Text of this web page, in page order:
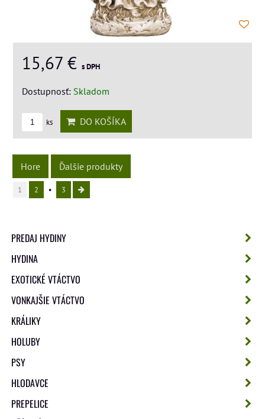
15,67 € s DPH
Dostupnosť: Skladom
ks DO KOŠÍKA
Hore Ďalšie produkty
1 2 3
PREDAJ HYDINY
HYDINA
EXOTICKÉ VTÁCTVO
VONKAJŠIE VTÁCTVO
KRÁLIKY
HOLUBY
PSY
HLODAVCE
PREPELICE